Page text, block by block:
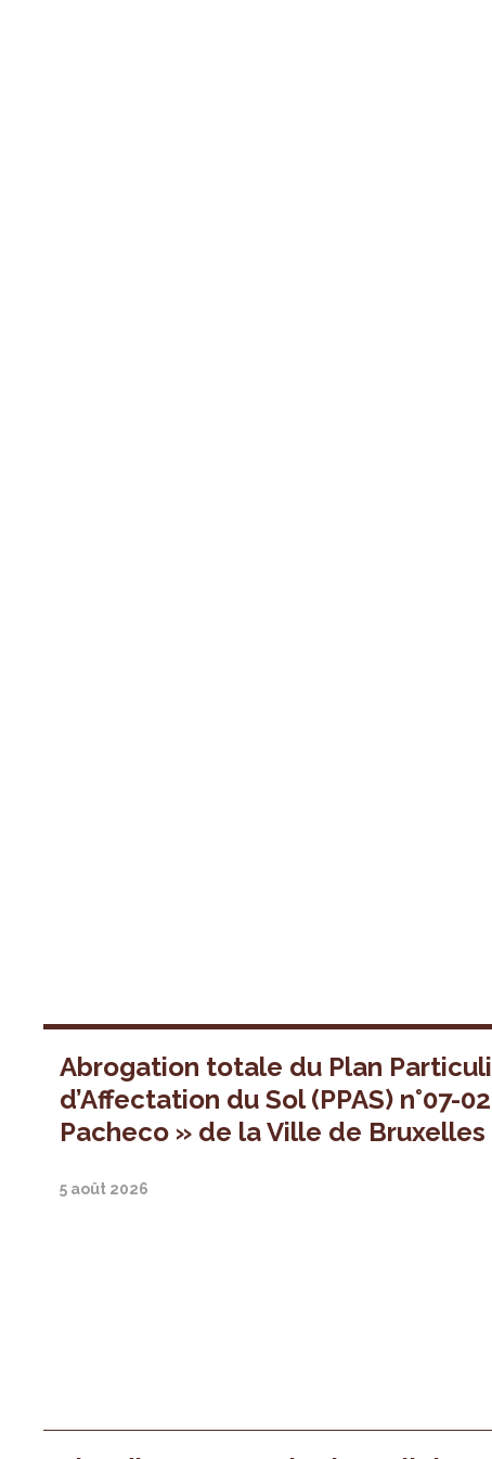
Abrogation totale du Plan
d’Affectation du Sol (PPAS) n°07-
Pacheco » de la Ville de Bruxelles
5 août 2026